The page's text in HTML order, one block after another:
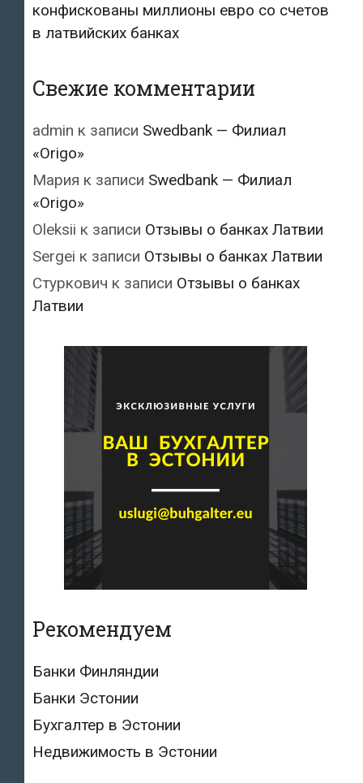
конфискованы миллионы евро со счетов
в латвийских банках
Свежие комментарии
admin к записи Swedbank — Филиал
«Origo»
Мария к записи Swedbank — Филиал
«Origo»
Oleksii к записи Отзывы о банках Латвии
Sergei к записи Отзывы о банках Латвии
Стуркович к записи Отзывы о банках
Латвии
Рекомендуем
Банки Финляндии
Банки Эстонии
Бухгалтер в Эстонии
Недвижимость в Эстонии